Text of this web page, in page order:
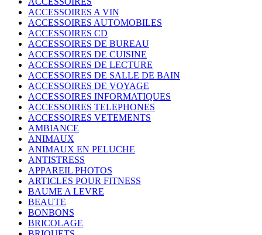
ACCESSOIRES A VIN
ACCESSOIRES AUTOMOBILES
ACCESSOIRES CD
ACCESSOIRES DE BUREAU
ACCESSOIRES DE CUISINE
ACCESSOIRES DE LECTURE
ACCESSOIRES DE SALLE DE BAIN
ACCESSOIRES DE VOYAGE
ACCESSOIRES INFORMATIQUES
ACCESSOIRES TELEPHONES
ACCESSOIRES VETEMENTS
AMBIANCE
ANIMAUX
ANIMAUX EN PELUCHE
ANTISTRESS
APPAREIL PHOTOS
ARTICLES POUR FITNESS
BAUME A LEVRE
BEAUTE
BONBONS
BRICOLAGE